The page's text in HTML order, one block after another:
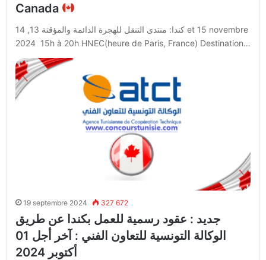
Canada
كندا: منتدى التنقل للهجرة الدائمة والمؤقتة 13, 14 et 15 novembre
2024 15h à 20h HNEC(heure de Paris, France) Destination…
19 septembre 2024 327 672
جديد : عقود رسمية للعمل بكندا عن طريق
الوكالة التونسية للتعاون الفني : آخر أجل 01
أكتوبر 2024